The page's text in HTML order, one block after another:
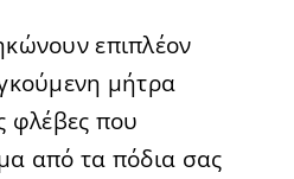
επιπλέον
μήτρα
φλέβες που
από τα πόδια σας